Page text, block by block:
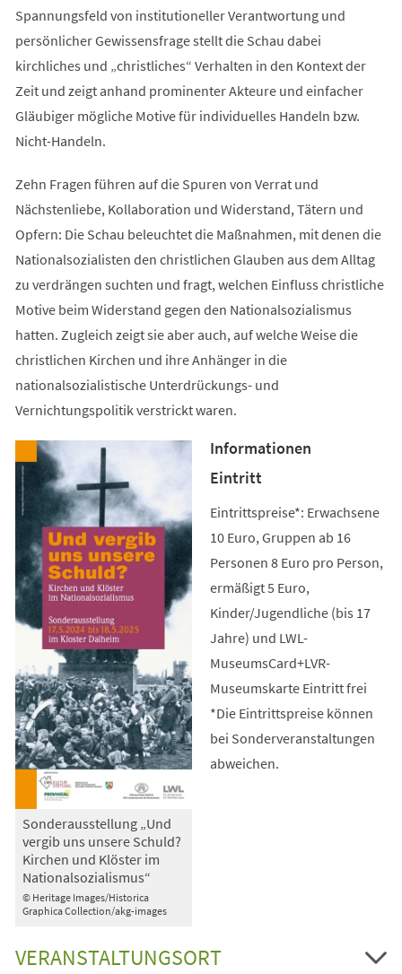
Spannungsfeld von institutioneller Verantwortung und
persönlicher Gewissensfrage stellt die Schau dabei
kirchliches und „christliches“ Verhalten in den Kontext der
Zeit und zeigt anhand prominenter Akteure und einfacher
Gläubiger mögliche Motive für individuelles Handeln bzw.
Nicht-Handeln.
Zehn Fragen führen auf die Spuren von Verrat und
Nächstenliebe, Kollaboration und Widerstand, Tätern und
Opfern: Die Schau beleuchtet die Maßnahmen, mit denen die
Nationalsozialisten den christlichen Glauben aus dem Alltag
zu verdrängen suchten und fragt, welchen Einfluss christliche
Motive beim Widerstand gegen den Nationalsozialismus
hatten. Zugleich zeigt sie aber auch, auf welche Weise die
christlichen Kirchen und ihre Anhänger in die
nationalsozialistische Unterdrückungs- und
Vernichtungspolitik verstrickt waren.
© Heritage Images/Historica
Graphica Collection/akg-images
Sonderausstellung „Und
vergib uns unsere Schuld?
Kirchen und Klöster im
Nationalsozialismus“
Informationen
Eintritt
Eintrittspreise*: Erwachsene
10 Euro, Gruppen ab 16
Personen 8 Euro pro Person,
ermäßigt 5 Euro,
Kinder/Jugendliche (bis 17
Jahre) und LWL-
MuseumsCard+LVR-
Museumskarte Eintritt frei
*Die Eintrittspreise können
bei Sonderveranstaltungen
abweichen.
VERANSTALTUNGSORT